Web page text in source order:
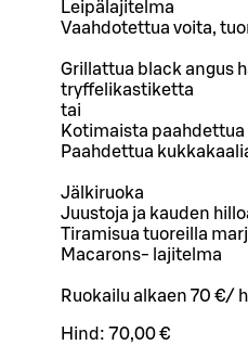
Leipälajitelma
Vaahdotettua voita,
Grillattua black angus
tryffelikastiketta
tai
Kotimaista
Paahdettua
Jälkiruoka
Juustoja ja kauden
Tiramisua tuoreilla
Macarons- lajitelma
Ruokailu alkaen 70 €/
Hind: 70,00 €